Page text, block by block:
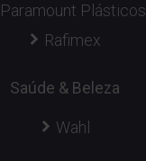
Paramount Plásticos
Rafimex
Saúde & Beleza
Wahl